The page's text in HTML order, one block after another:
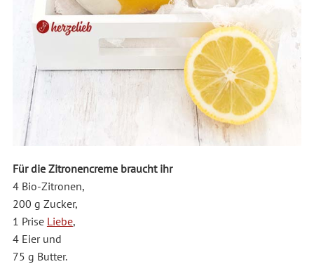
Für die Zitronencreme braucht ihr
4 Bio-Zitronen,
200 g Zucker,
1 Prise Liebe,
4 Eier und
75 g Butter.